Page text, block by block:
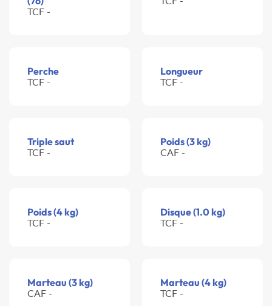
TCF -
Perche
TCF -
Longueur
TCF -
Triple saut
TCF -
Poids (3 kg)
CAF -
Poids (4 kg)
TCF -
Disque (1.0 kg)
TCF -
Marteau (3 kg)
CAF -
Marteau (4 kg)
TCF -